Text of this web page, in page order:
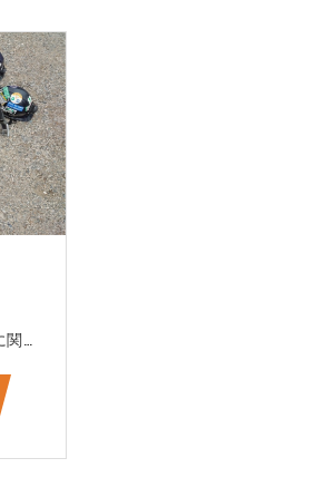
☆未経験者大歓迎 電気工事に関する事ならオールマイティに対応可能‼幅広く技術を身に付けて頂けます（室内配線・室外配線、スイッチコンセント取付け、照明器具取付け、配電盤取付け、エアコン取付け、LANケーブル配線、アンテナ取付けなど） 先輩社員が一から指導を行うため未経験の方でも安心して働いていただけます♪ ☆資格支援制度あり 実績があるからこそ社内で教習と経験を積んでいただくことで資格を当社で発行できることができます。 【工具支給致します】 また新品工具と新品作業服を完全支給を致します。 高品質の作業服と工具入社してくれた方には支給致します♪